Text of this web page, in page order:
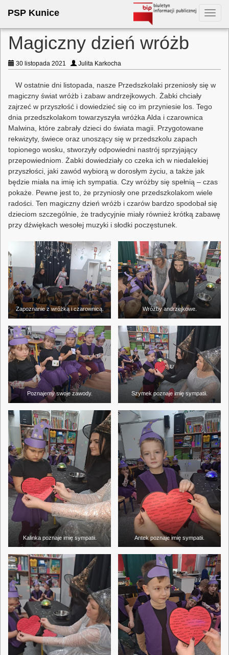
PSP Kunice
Magiczny dzień wróżb
30 listopada 2021 Julita Karkocha
W ostatnie dni listopada, nasze Przedszkolaki przeniosły się w
magiczny świat wróżb i zabaw andrzejkowych. Żabki chciały
zajrzeć w przyszłość i dowiedzieć się co im przyniesie los. Tego
dnia przedszkolakom towarzyszyła wróżka Alda i czarownica
Malwina, które zabrały dzieci do świata magii. Przygotowane
rekwizyty, świece oraz unoszący się w przedszkolu zapach
topionego wosku, stworzyły odpowiedni nastrój sprzyjający
przepowiedniom. Żabki dowiedziały co czeka ich w niedalekiej
przyszłości, jaki zawód wybiorą w dorosłym życiu, a także jak
będzie miała na imię ich sympatia. Czy wróżby się spełnią – czas
pokaże. Pewne jest to, że przyniosły one przedszkolakom wiele
radości. Ten magiczny dzień wróżb i czarów bardzo spodobał się
dzieciom szczególnie, że tradycyjnie miały również krótką zabawę
przy dźwiękach wesołej muzyki i słodki poczęstunek.
Zapoznanie z wróżką i czarownicą. Wróżby andrzejkowe.
Poznajemy swoje zawody. Szymek poznaje imię sympatii.
Kalinka poznaje imię sympatii. Antek poznaje imię sympatii.